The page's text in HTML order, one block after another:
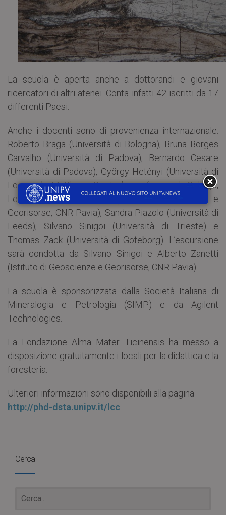
La scuola è aperta anche a dottorandi e giovani
ricercatori di altri atenei. Conta infatti 42 iscritti da 17
differenti Paesi.
Anche i docenti sono di provenienza internazionale:
Roberto Braga (Università di Bologna), Bruna Borges
Carvalho (Università di Padova), Bernardo Cesare
(Università di Padova), György Hetényi (Università di
Losanna), Matthew D. Jackson (Imperial College,
Londra), Antonio Langone (Istituto di Geoscienze e
Georisorse, CNR Pavia), Sandra Piazolo (Università di
Leeds), Silvano Sinigoi (Università di Trieste) e
Thomas Zack (Università di Göteborg). L’escursione
sarà condotta da Silvano Sinigoi e Alberto Zanetti
(Istituto di Geoscienze e Georisorse, CNR Pavia).
La scuola è sponsorizzata dalla Società Italiana di
Mineralogia e Petrologia (SIMP) e da Agilent
Technologies.
La Fondazione Alma Mater Ticinensis ha messo a
disposizione gratuitamente i locali per la didattica e la
foresteria.
Ulteriori informazioni sono disponibili alla pagina
http://phd-dsta.unipv.it/lcc
Cerca